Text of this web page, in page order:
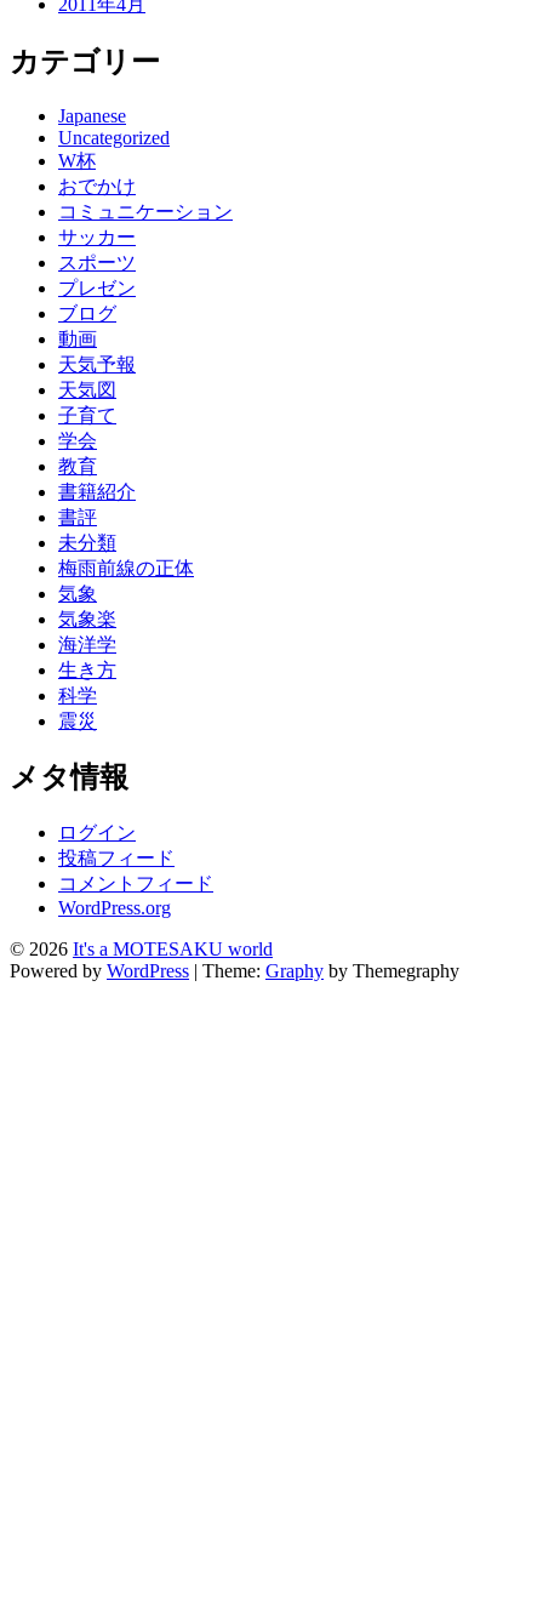
カテゴリー
Japanese
Uncategorized
W杯
おでかけ
コミュニケーション
サッカー
スポーツ
プレゼン
ブログ
動画
天気予報
天気図
子育て
学会
教育
書籍紹介
書評
未分類
梅雨前線の正体
気象
気象楽
海洋学
生き方
科学
震災
メタ情報
ログイン
投稿フィード
コメントフィード
WordPress.org
© 2026 It's a MOTESAKU world
Powered by WordPress | Theme: Graphy by Themegraphy